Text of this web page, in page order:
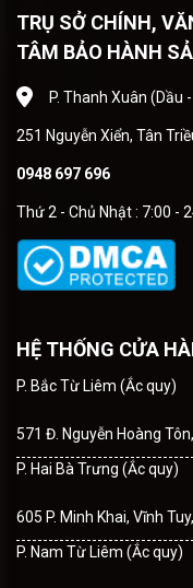
TRỤ SỞ CHÍNH,
TÂM BẢO HÀNH
P. Thanh Xuân (Dầu
251 Nguyễn Xiển, Tân
0948 697 696
Thứ 2 - Chủ Nhật : 7:00 -
HỆ THỐNG CỬA
P. Bắc Từ Liêm (Ắc quy)
571 Đ. Nguyễn Hoàng
P. Hai Bà Trưng (Ắc quy)
605 P. Minh Khai, Vĩnh
P. Nam Từ Liêm (Ắc quy)